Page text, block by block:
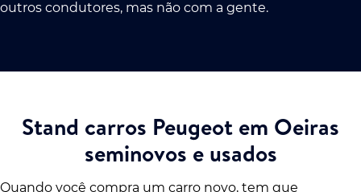
outros condutores, mas não com a gente.
Stand carros Peugeot em Oeiras
seminovos e usados
Quando você compra um carro novo, tem que